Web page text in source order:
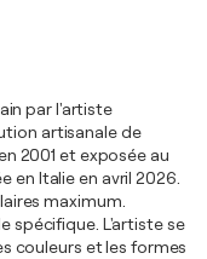
par l'artiste
artisanale de
2001 et exposée au
en Italie en avril 2026.
maximum.
spécifique. L'artiste se
couleurs et les formes